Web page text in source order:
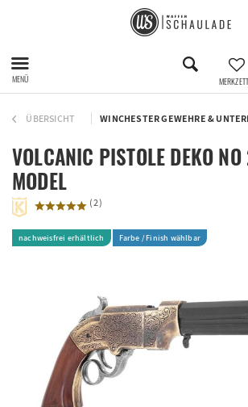
MENÜ
ÜBERSICHT WINCHESTER GEWEHRE &
VOLCANIC PISTOLE DEKO
MODEL
(2)
nachweisfrei erhältlich Farbe / Finish wählbar